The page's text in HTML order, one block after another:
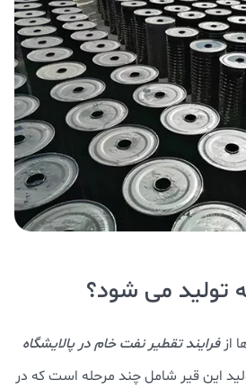
فرایند تقطیر نفت خام در پالایشگاه
این قیر شامل چند مرحله است که در